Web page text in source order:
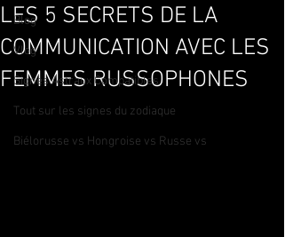
Blog
Vlog
Signes Astraux Compatibles
Tout sur les signes du zodiaque
Biélorusse vs Hongroise vs Russe vs
LES 5 SECRETS DE LA
COMMUNICATION AVEC LES
FEMMES RUSSOPHONES